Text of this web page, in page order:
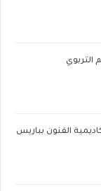
التربوي
الفنون بباريس